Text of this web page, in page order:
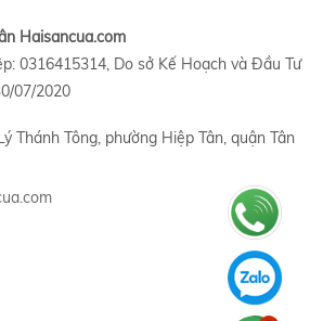
Haisancua.com
0316415314, Do sở Kế Hoạch và Đầu Tư
07/2020
Thánh Tông, phường Hiệp Tân, quận Tân